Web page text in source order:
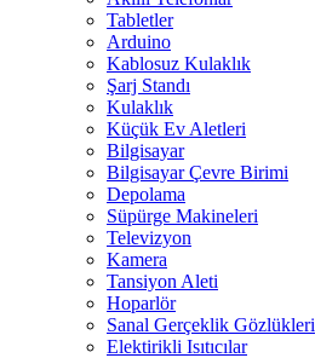
Tabletler
Arduino
Kablosuz Kulaklık
Şarj Standı
Kulaklık
Küçük Ev Aletleri
Bilgisayar
Bilgisayar Çevre Birimi
Depolama
Süpürge Makineleri
Televizyon
Kamera
Tansiyon Aleti
Hoparlör
Sanal Gerçeklik Gözlükleri
Elektirikli Isıtıcılar